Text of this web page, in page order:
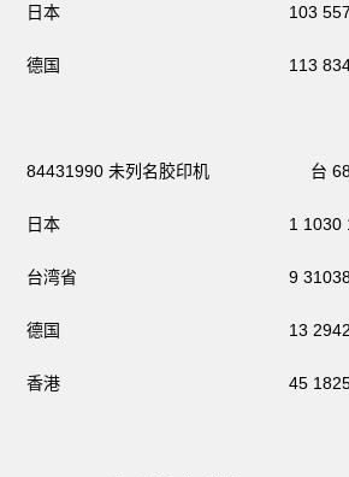
日本 103 55727621
德国 113 83499099
84431990 未列名胶印机 台 68
日本 1 1030
台湾省 9 310380
德国 13 2942539
香港 45 182532